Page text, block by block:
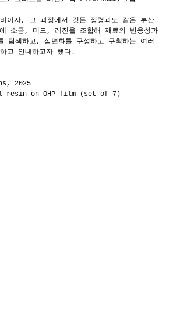
비이자, 그 과정에서 깃든 정령과도 같은 부산
소금, 머드, 레진을 조합해 재료의 반응성과
탐색하고, 삼면화를 구성하고 구획하는 여러
고 안내하고자 했다.
2025
resin on OHP film (set of 7)